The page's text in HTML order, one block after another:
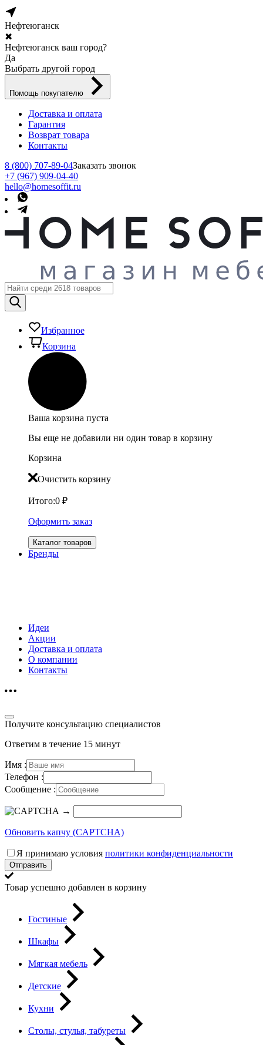
Нефтеюганск
✖
Нефтеюганск ваш город?
Да
Выбрать другой город
Помощь покупателю
Доставка и оплата
Гарантия
Возврат товара
Контакты
8 (800) 707-89-04Заказать звонок
+7 (967) 909-04-40
hello@homesoffit.ru
Избранное
Корзина
Ваша корзина пуста
Вы еще не добавили ни один товар в корзину
Корзина
Очистить корзину
Итого:0 ₽
Оформить заказ
Каталог товаров
Бренды
Идеи
Акции
Доставка и оплата
О компании
Контакты
Получите консультацию специалистов
Ответим в течение 15 минут
Имя :
Телефон :
Сообщение :
→
Обновить капчу (CAPTCHA)
Я принимаю условия политики конфиденциальности
Отправить
Товар успешно добавлен в корзину
Гостиные
Шкафы
Мягкая мебель
Детские
Кухни
Столы, стулья, табуреты